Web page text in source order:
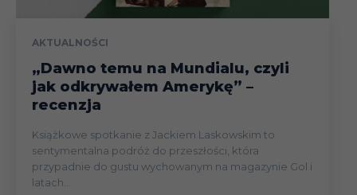
AKTUALNOŚCI
„Dawno temu na Mundialu, czyli
jak odkrywałem Amerykę” –
recenzja
Książkowe spotkanie z Jackiem Laskowskim to
sentymentalna podróż do przeszłości, która
przypadnie do gustu wychowanym na magazynie Gol i
latach...